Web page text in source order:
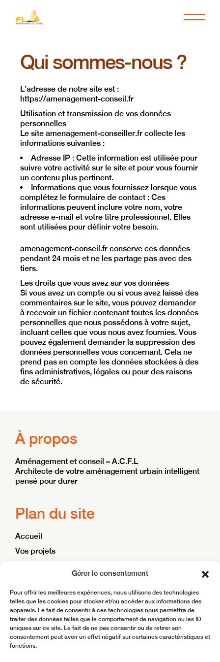
Gérer le consentement
Pour offrir les meilleures expériences, nous utilisons des technologies
telles que les cookies pour stocker et/ou accéder aux informations des
appareils. Le fait de consentir à ces technologies nous permettra de
traiter des données telles que le comportement de navigation ou les ID
uniques sur ce site. Le fait de ne pas consentir ou de retirer son
consentement peut avoir un effet négatif sur certaines caractéristiques et
fonctions.
Qui sommes-nous ?
L’adresse de notre site est :
https://amenagement-conseil.fr
Utilisation et transmission de vos données
personnelles
Le site amenagement-conseiller.fr collecte les
informations suivantes :
Adresse IP : Cette information est utilisée pour
suivre votre activité sur le site et pour vous fournir
un contenu plus pertinent.
Informations que vous fournissez lorsque vous
complétez le formulaire de contact : Ces
informations peuvent inclure votre nom, votre
adresse e-mail et votre titre professionnel. Elles
sont utilisées pour définir votre besoin.
amenagement-conseil.fr conserve ces données
pendant 24 mois et ne les partage pas avec des
tiers.
Les droits que vous avez sur vos données
Si vous avez un compte ou si vous avez laissé des
commentaires sur le site, vous pouvez demander
à recevoir un fichier contenant toutes les données
personnelles que nous possédons à votre sujet,
incluant celles que vous nous avez fournies. Vous
pouvez également demander la suppression des
données personnelles vous concernant. Cela ne
prend pas en compte les données stockées à des
fins administratives, légales ou pour des raisons
de sécurité.
À propos
Aménagement et conseil – A.C.F.L
Architecte de votre aménagement urbain intelligent
pensé pour durer
Plan du site
Accueil
Vos projets
Contact
Site réalisé parBoostMyBiz
Copyright © 2025 ACFL – Aménagement Conseil